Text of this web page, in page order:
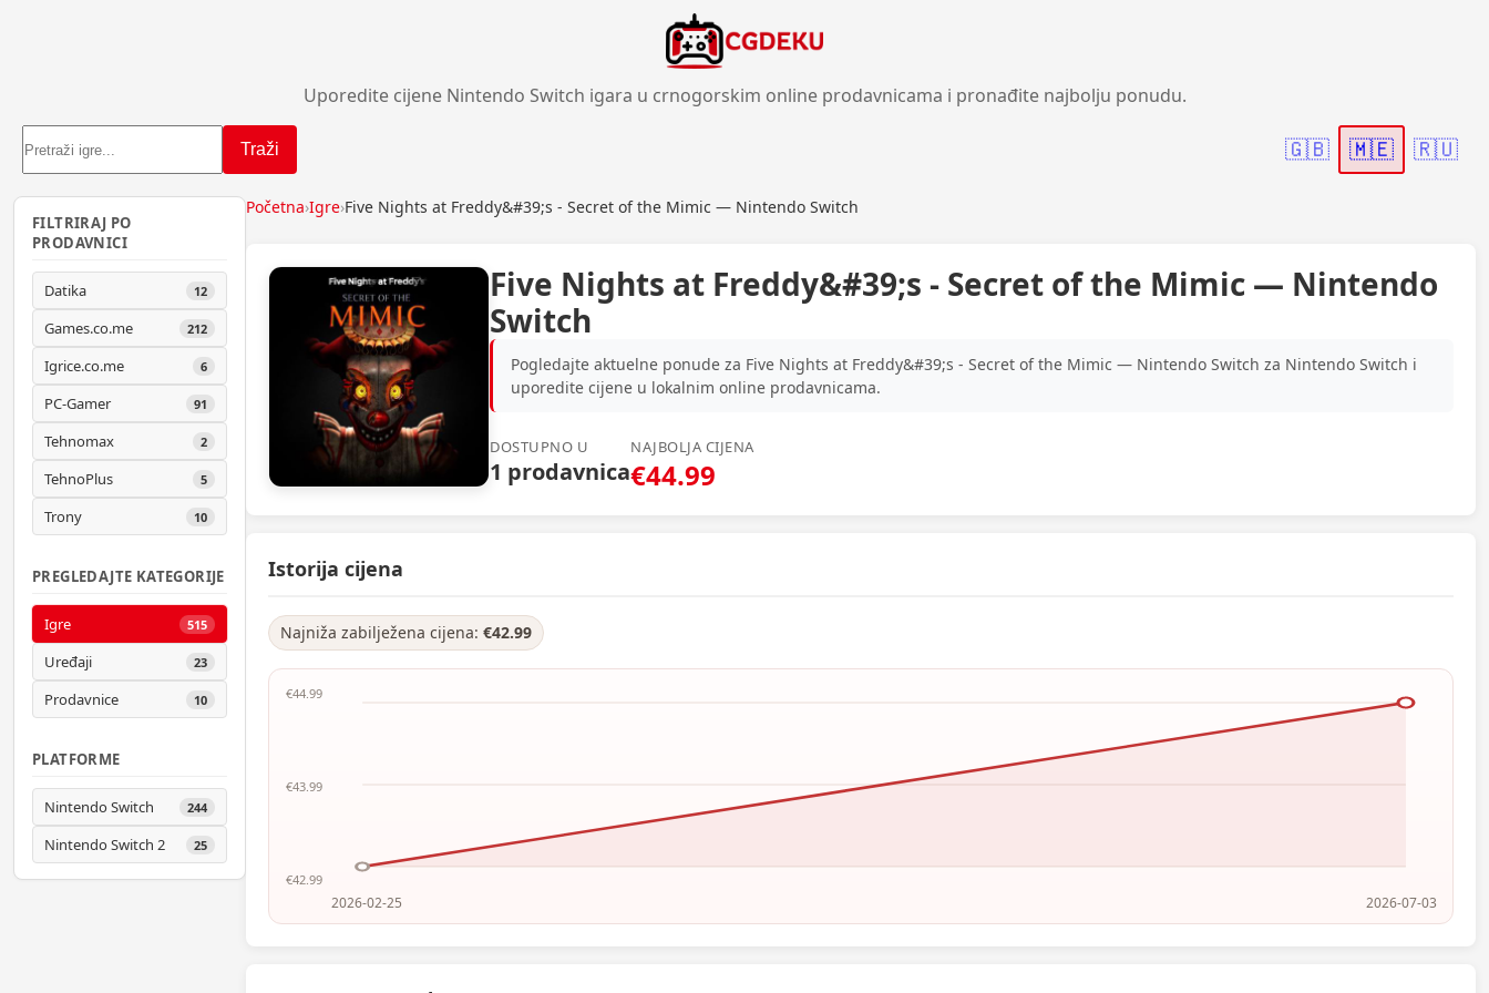
Uporedite cijene Nintendo Switch igara u crnogorskim online prodavnicama i pronađite najbolju ponudu.
Traži 🇬🇧 🇲🇪 🇷🇺
FILTRIRAJ PO
PRODAVNICI
Datika 12
Games.co.me 212
Igrice.co.me 6
PC-Gamer 91
Tehnomax 2
TehnoPlus 5
Trony 10
PREGLEDAJTE KATEGORIJE
Igre 515
Uređaji 23
Prodavnice 10
PLATFORME
Nintendo Switch 244
Nintendo Switch 2 25
Početna›Igre›Five Nights at Freddy&#39;s - Secret of the Mimic — Nintendo Switch
Five Nights at Freddy&#39;s - Secret of the Mimic — Nintendo
Switch
Pogledajte aktuelne ponude za Five Nights at Freddy&#39;s - Secret of the Mimic — Nintendo Switch za Nintendo Switch i
uporedite cijene u lokalnim online prodavnicama.
DOSTUPNO U
1 prodavnica
NAJBOLJA CIJENA
€44.99
Istorija cijena
Najniža zabilježena cijena: €42.99
€44.99
€43.99
€42.99
2026-02-25 2026-07-03